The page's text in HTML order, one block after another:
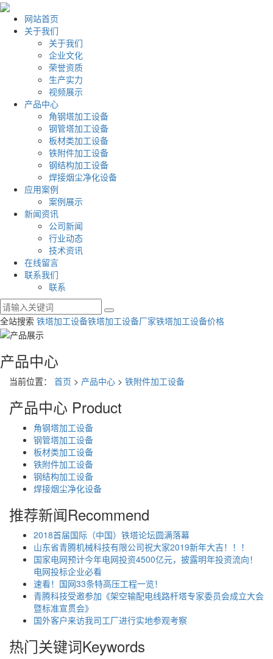
网站首页
关于我们
关于我们
企业文化
荣誉资质
生产实力
视频展示
产品中心
角钢塔加工设备
钢管塔加工设备
板材类加工设备
铁附件加工设备
钢结构加工设备
焊接烟尘净化设备
应用案例
案例展示
新闻资讯
公司新闻
行业动态
技术资讯
在线留言
联系我们
联系
全站搜索 铁塔加工设备铁塔加工设备厂家铁塔加工设备价格
产品中心
当前位置： 首页 > 产品中心 > 铁附件加工设备
产品中心 Product
角钢塔加工设备
钢管塔加工设备
板材类加工设备
铁附件加工设备
钢结构加工设备
焊接烟尘净化设备
推荐新闻Recommend
2018首届国际（中国）铁塔论坛圆满落幕
山东省青腾机械科技有限公司祝大家2019新年大吉！！！
国家电网预计今年电网投资4500亿元，披露明年投资流向！
电网投标企业必看
速看！国网33条特高压工程一览！
青腾科技受邀参加《架空输配电线路杆塔专家委员会成立大会
暨标准宣贯会》
国外客户来访我司工厂进行实地参观考察
热门关键词Keywords